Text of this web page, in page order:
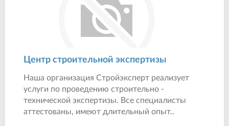
Центр строительной экспертизы
Наша организация Стройэксперт реализует
услуги по проведению строительно -
технической экспертизы. Все специалисты
аттестованы, имеют длительный опыт..